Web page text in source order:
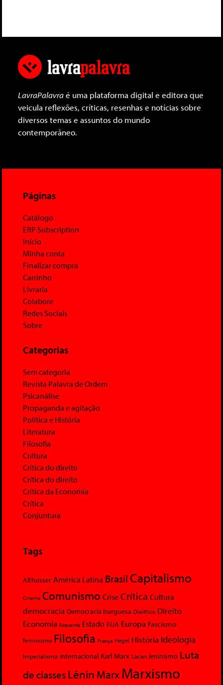
LavraPalavraé uma plataforma digital e editora que
veicula reflexões, críticas, resenhas e notícias sobre
diversos temas e assuntos do mundo
contemporâneo.
Páginas
Catálogo
ERP Subscription
Início
Minha conta
Finalizar compra
Carrinho
Livraria
Colabore
Redes Sociais
Sobre
Categorias
Sem categoria
Revista Palavra de Ordem
Psicanálise
Propaganda e agitação
Política e História
Literatura
Filosofia
Cultura
Crítica do direito
Crítica do direito
Crítica da Economia
Crítica
Conjuntura
Tags
Althusser América Latina Brasil Capitalismo
Cinema Comunismo Crise Crítica Cultura
democracia Democracia burguesa Dialética Direito
Economia Esquerda Estado EUA Europa Fascismo
feminismo Filosofia França Hegel História Ideologia
Imperialismo Internacional Karl Marx Lacan leninismo Luta
de classesLênin MarxMarxismo